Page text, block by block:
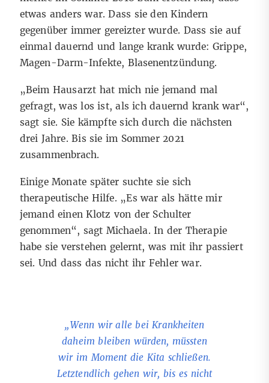
etwas anders war. Dass sie den Kindern
gegenüber immer gereizter wurde. Dass sie auf
einmal dauernd und lange krank wurde: Grippe,
Magen-Darm-Infekte, Blasenentzündung.
„Beim Hausarzt hat mich nie jemand mal
gefragt, was los ist, als ich dauernd krank war“,
sagt sie. Sie kämpfte sich durch die nächsten
drei Jahre. Bis sie im Sommer 2021
zusammenbrach.
Einige Monate später suchte sie sich
therapeutische Hilfe. „Es war als hätte mir
jemand einen Klotz von der Schulter
genommen“, sagt Michaela. In der Therapie
habe sie verstehen gelernt, was mit ihr passiert
sei. Und dass das nicht ihr Fehler war.
„Wenn wir alle bei Krankheiten
daheim bleiben würden, müssten
wir im Moment die Kita schließen.
Letztendlich gehen wir, bis es nicht